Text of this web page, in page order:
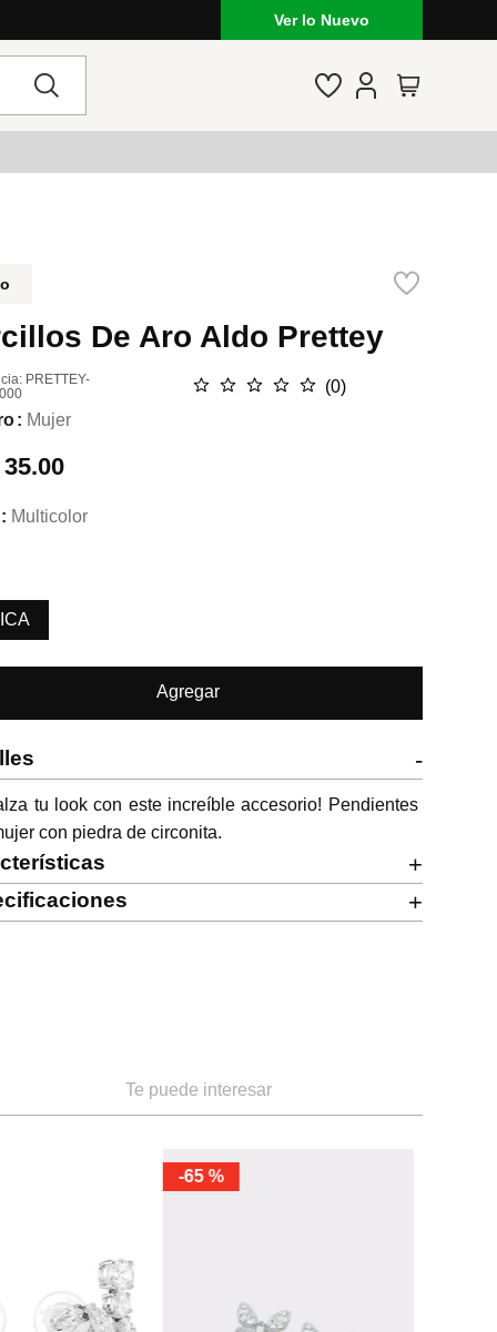
Ver lo Nuevo
De Aro Aldo Prettey
: PRETTEY-
☆ ☆ ☆ ☆ ☆ (0)
Mujer
35.00
Multicolor
Agregar
-
tu look con este increíble accesorio! Pendientes
con piedra de circonita.
+
+
Te puede interesar
-65 %